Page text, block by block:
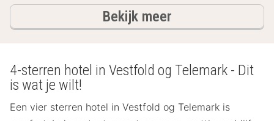
Bekijk meerhotels
4-sterren hotel in Vestfold og Telemark - Dit
is wat je wilt!
Een vier sterren hotel in Vestfold og Telemark is